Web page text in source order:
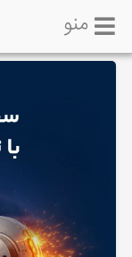
منو